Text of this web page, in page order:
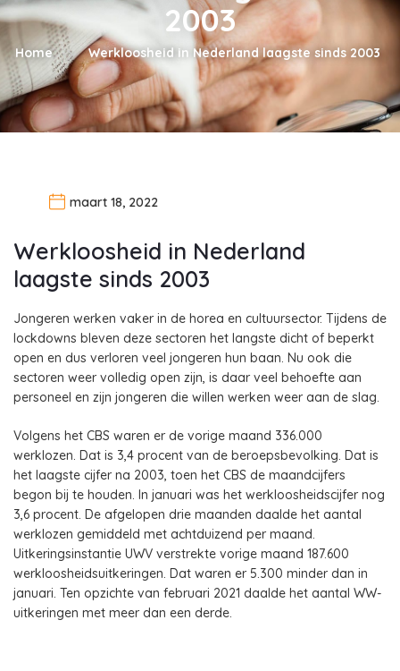
2003
Home Werkloosheid in Nederland laagste sinds 2003
maart 18, 2022
Werkloosheid in Nederland
laagste sinds 2003
Jongeren werken vaker in de horea en cultuursector. Tijdens de
lockdowns bleven deze sectoren het langste dicht of beperkt
open en dus verloren veel jongeren hun baan. Nu ook die
sectoren weer volledig open zijn, is daar veel behoefte aan
personeel en zijn jongeren die willen werken weer aan de slag.
Volgens het CBS waren er de vorige maand 336.000
werklozen. Dat is 3,4 procent van de beroepsbevolking. Dat is
het laagste cijfer na 2003, toen het CBS de maandcijfers
begon bij te houden. In januari was het werkloosheidscijfer nog
3,6 procent. De afgelopen drie maanden daalde het aantal
werklozen gemiddeld met achtduizend per maand.
Uitkeringsinstantie UWV verstrekte vorige maand 187.600
werkloosheidsuitkeringen. Dat waren er 5.300 minder dan in
januari. Ten opzichte van februari 2021 daalde het aantal WW-
uitkeringen met meer dan een derde.